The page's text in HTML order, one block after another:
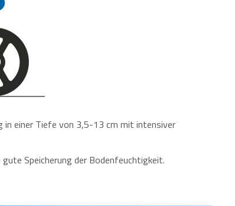
in einer Tiefe von 3,5-13 cm mit intensiver
Speicherung der Bodenfeuchtigkeit.